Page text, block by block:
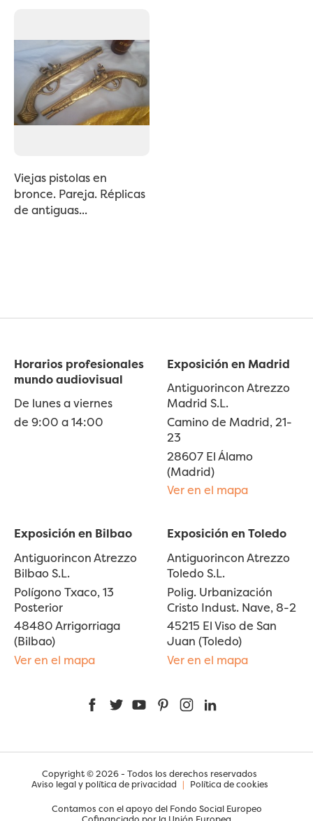
Viejas pistolas en
bronce. Pareja. Réplicas
de antiguas...
Horarios profesionales
mundo audiovisual
De lunes a viernes
de 9:00 a 14:00
Exposición en Madrid
Antiguorincon Atrezzo
Madrid S.L.
Camino de Madrid, 21-
23
28607 El Álamo
(Madrid)
Ver en el mapa
Exposición en Bilbao
Antiguorincon Atrezzo
Bilbao S.L.
Polígono Txaco, 13
Posterior
48480 Arrigorriaga
(Bilbao)
Ver en el mapa
Exposición en Toledo
Antiguorincon Atrezzo
Toledo S.L.
Polig. Urbanización
Cristo Indust. Nave, 8-2
45215 El Viso de San
Juan (Toledo)
Ver en el mapa
FacebookTwitterYouTubePinterestInstagram
Copyright © 2026 - Todos los derechos reservados
Aviso legal y política de privacidad | Política de cookies
Contamos con el apoyo del Fondo Social Europeo